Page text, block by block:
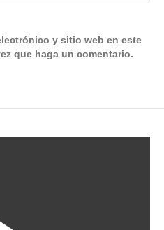
y sitio web en este
que haga un comentario.